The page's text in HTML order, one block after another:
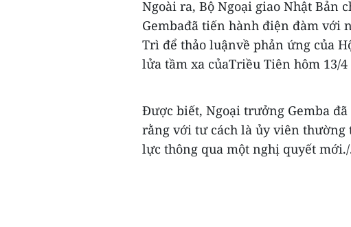
Ngoài ra, Bộ Ngoại giao Nhật Bản
Gembađã tiến hành điện đàm với
Trì để thảo luậnvề phản ứng của
lửa tầm xa củaTriều Tiên hôm 13/4
Được biết, Ngoại trưởng Gemba
rằng với tư cách là ủy viên thường
lực thông qua một nghị quyết